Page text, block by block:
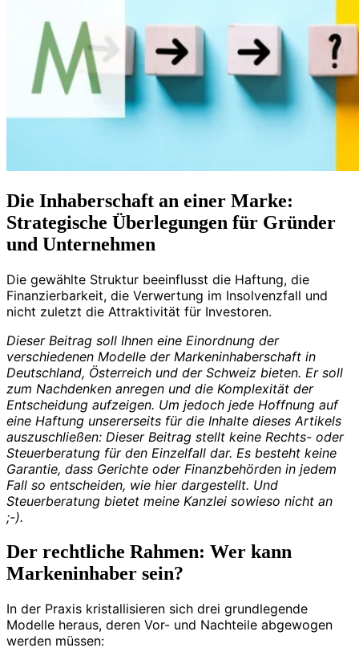
Die Inhaberschaft an einer Marke:
Strategische Überlegungen für Gründer
und Unternehmen
Die gewählte Struktur beeinflusst die Haftung, die
Finanzierbarkeit, die Verwertung im Insolvenzfall und
nicht zuletzt die Attraktivität für Investoren.
Dieser Beitrag soll Ihnen eine Einordnung der
verschiedenen Modelle der Markeninhaberschaft in
Deutschland, Österreich und der Schweiz bieten. Er soll
zum Nachdenken anregen und die Komplexität der
Entscheidung aufzeigen. Um jedoch jede Hoffnung auf
eine Haftung unsererseits für die Inhalte dieses Artikels
auszuschließen: Dieser Beitrag stellt keine Rechts- oder
Steuerberatung für den Einzelfall dar. Es besteht keine
Garantie, dass Gerichte oder Finanzbehörden in jedem
Fall so entscheiden, wie hier dargestellt. Und
Steuerberatung bietet meine Kanzlei sowieso nicht an
;-).
Der rechtliche Rahmen: Wer kann
Markeninhaber sein?
In der Praxis kristallisieren sich drei grundlegende
Modelle heraus, deren Vor- und Nachteile abgewogen
werden müssen: